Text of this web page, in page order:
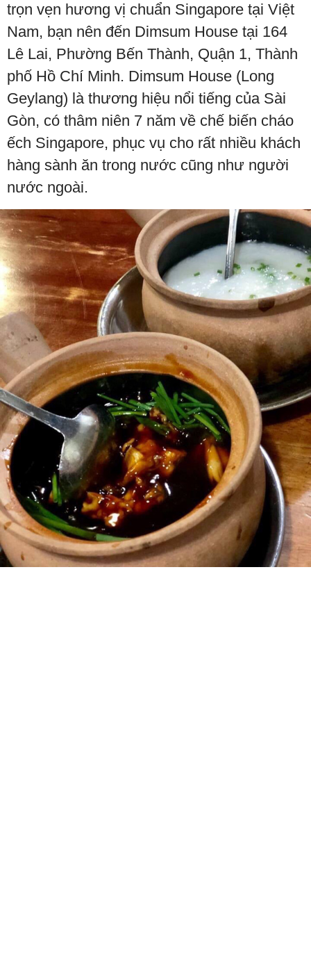
trọn vẹn hương vị chuẩn Singapore tại Việt
Nam, bạn nên đến Dimsum House tại 164
Lê Lai, Phường Bến Thành, Quận 1, Thành
phố Hồ Chí Minh. Dimsum House (Long
Geylang) là thương hiệu nổi tiếng của Sài
Gòn, có thâm niên 7 năm về chế biến cháo
ếch Singapore, phục vụ cho rất nhiều khách
hàng sành ăn trong nước cũng như người
nước ngoài.